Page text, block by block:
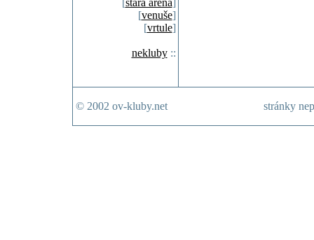
[stará aréna]
[venuše]
[vrtule]
nekluby::
© 2002 ov-kluby.net stránky